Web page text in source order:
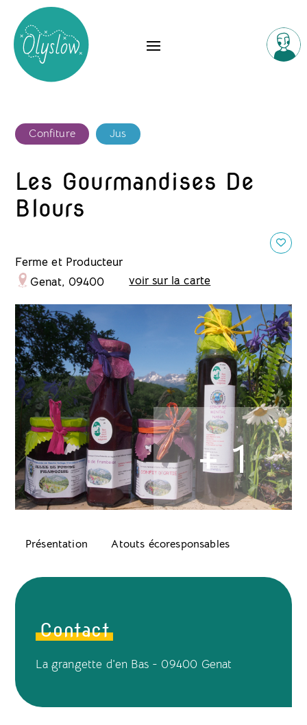
Confiture Jus
Les Gourmandises De
Blours
Ferme et Producteur
Genat, 09400
voir sur la carte
+ 1
Présentation Atouts écoresponsables
Contact
La grangette d'en Bas - 09400 Genat